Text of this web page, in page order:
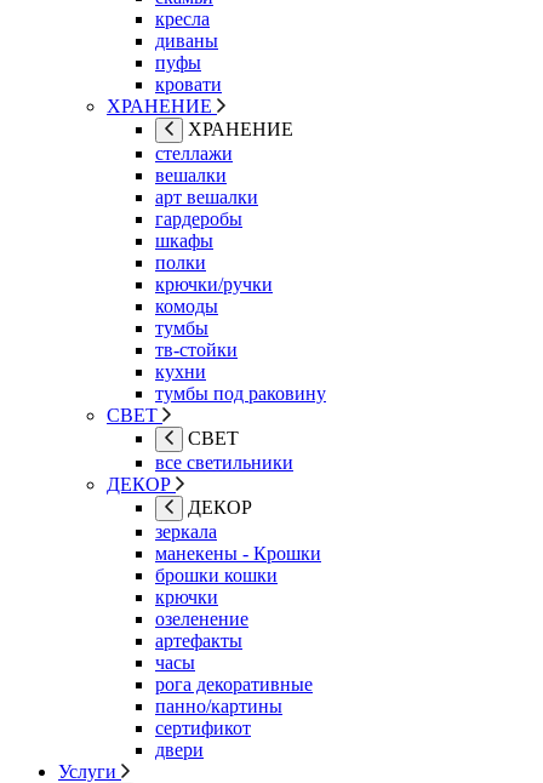
кресла
диваны
пуфы
кровати
ХРАНЕНИЕ
ХРАНЕНИЕ
стеллажи
вешалки
арт вешалки
гардеробы
шкафы
полки
крючки/ручки
комоды
тумбы
тв-стойки
кухни
тумбы под раковину
СВЕТ
СВЕТ
все светильники
ДЕКОР
ДЕКОР
зеркала
манекены - Крошки
брошки кошки
крючки
озеленение
артефакты
часы
рога декоративные
панно/картины
сертификот
двери
Услуги